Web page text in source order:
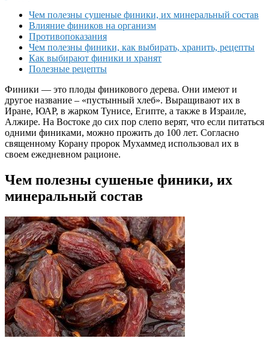
Чем полезны сушеные финики, их минеральный состав
Влияние фиников на организм
Противопоказания
Чем полезны финики, как выбирать, хранить, рецепты
Как выбирают финики и хранят
Полезные рецепты
Финики — это плоды финикового дерева. Они имеют и
другое название – «пустынный хлеб». Выращивают их в
Иране, ЮАР, в жарком Тунисе, Египте, а также в Израиле,
Алжире. На Востоке до сих пор слепо верят, что если питаться
одними финиками, можно прожить до 100 лет. Согласно
священному Корану пророк Мухаммед использовал их в
своем ежедневном рационе.
Чем полезны сушеные финики, их
минеральный состав